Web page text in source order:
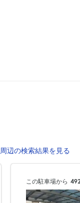
周辺の検索結果を見る
この駐車場から